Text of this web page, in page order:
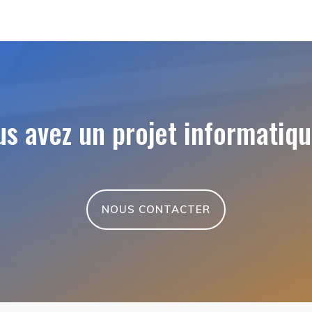
avez un projet
NOUS CONTACTER